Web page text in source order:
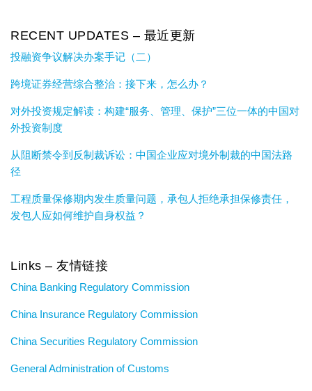
RECENT UPDATES – 最近更新
投融资争议解决办案手记（二）
跨境证券经营综合整治：接下来，怎么办？
对外投资规定解读：构建“服务、管理、保护”三位一体的中国对
外投资制度
从阻断禁令到反制裁诉讼：中国企业应对境外制裁的中国法路
径
工程质量保修期内发生质量问题，承包人拒绝承担保修责任，
发包人应如何维护自身权益？
Links – 友情链接
China Banking Regulatory Commission
China Insurance Regulatory Commission
China Securities Regulatory Commission
General Administration of Customs